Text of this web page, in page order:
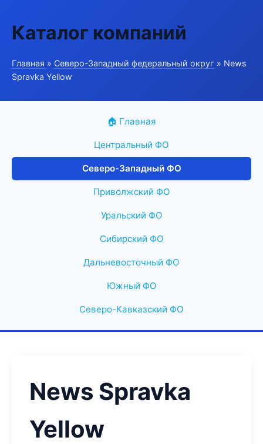
Каталог компаний
Главная » Северо-Западный федеральный округ » News
Spravka Yellow
🏠 Главная
Центральный ФО
Северо-Западный ФО
Приволжский ФО
Уральский ФО
Сибирский ФО
Дальневосточный ФО
Южный ФО
Северо-Кавказский ФО
News Spravka
Yellow